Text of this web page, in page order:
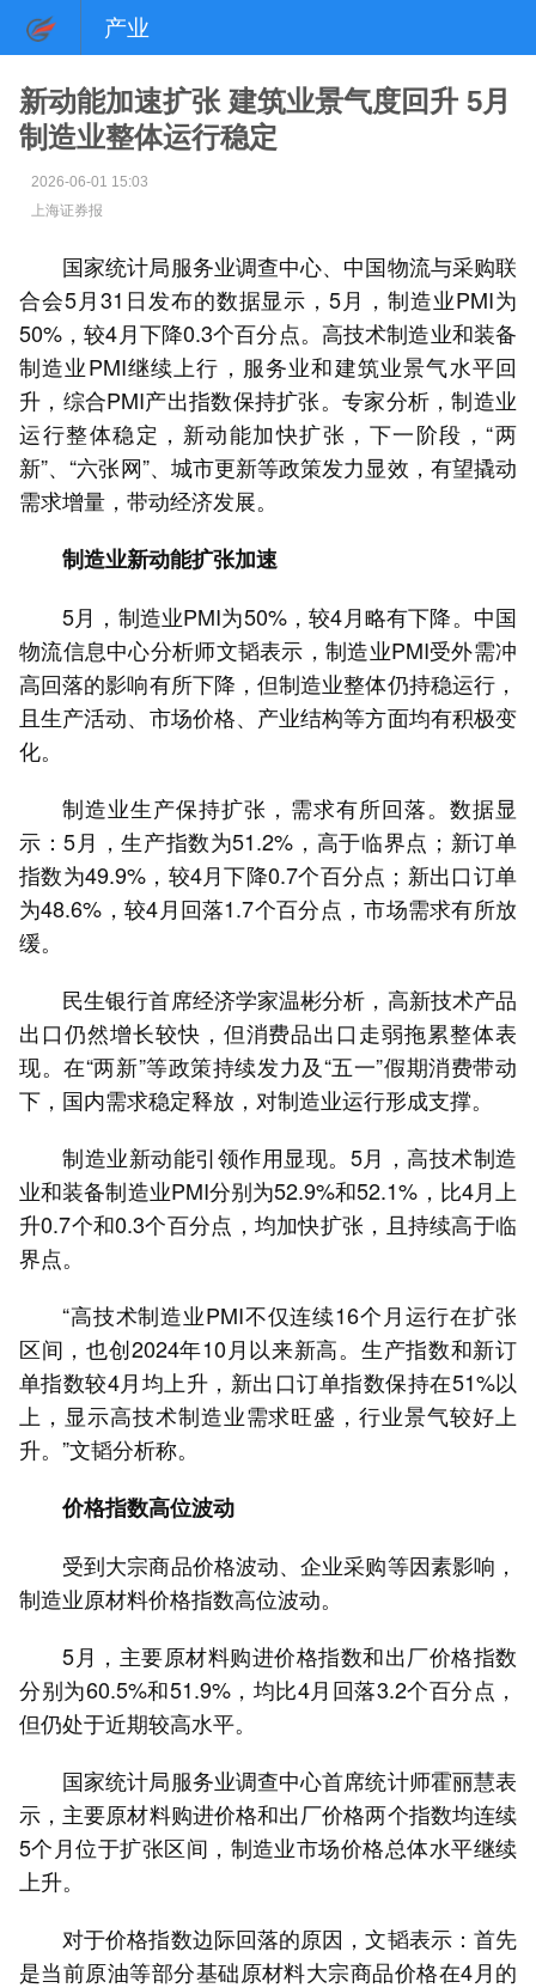
产业
新动能加速扩张 建筑业景气度回升 5月
制造业整体运行稳定
2026-06-01 15:03
上海证券报
国家统计局服务业调查中心、中国物流与采购联
合会5月31日发布的数据显示，5月，制造业PMI为
50%，较4月下降0.3个百分点。高技术制造业和装备
制造业PMI继续上行，服务业和建筑业景气水平回
升，综合PMI产出指数保持扩张。专家分析，制造业
运行整体稳定，新动能加快扩张，下一阶段，“两
新”、“六张网”、城市更新等政策发力显效，有望撬动
需求增量，带动经济发展。
制造业新动能扩张加速
5月，制造业PMI为50%，较4月略有下降。中国
物流信息中心分析师文韬表示，制造业PMI受外需冲
高回落的影响有所下降，但制造业整体仍持稳运行，
且生产活动、市场价格、产业结构等方面均有积极变
化。
制造业生产保持扩张，需求有所回落。数据显
示：5月，生产指数为51.2%，高于临界点；新订单
指数为49.9%，较4月下降0.7个百分点；新出口订单
为48.6%，较4月回落1.7个百分点，市场需求有所放
缓。
民生银行首席经济学家温彬分析，高新技术产品
出口仍然增长较快，但消费品出口走弱拖累整体表
现。在“两新”等政策持续发力及“五一”假期消费带动
下，国内需求稳定释放，对制造业运行形成支撑。
制造业新动能引领作用显现。5月，高技术制造
业和装备制造业PMI分别为52.9%和52.1%，比4月上
升0.7个和0.3个百分点，均加快扩张，且持续高于临
界点。
“高技术制造业PMI不仅连续16个月运行在扩张
区间，也创2024年10月以来新高。生产指数和新订
单指数较4月均上升，新出口订单指数保持在51%以
上，显示高技术制造业需求旺盛，行业景气较好上
升。”文韬分析称。
价格指数高位波动
受到大宗商品价格波动、企业采购等因素影响，
制造业原材料价格指数高位波动。
5月，主要原材料购进价格指数和出厂价格指数
分别为60.5%和51.9%，均比4月回落3.2个百分点，
但仍处于近期较高水平。
国家统计局服务业调查中心首席统计师霍丽慧表
示，主要原材料购进价格和出厂价格两个指数均连续
5个月位于扩张区间，制造业市场价格总体水平继续
上升。
对于价格指数边际回落的原因，文韬表示：首先
是当前原油等部分基础原材料大宗商品价格在4月的